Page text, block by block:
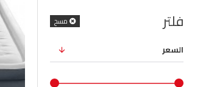
فلتر مسح
السعر